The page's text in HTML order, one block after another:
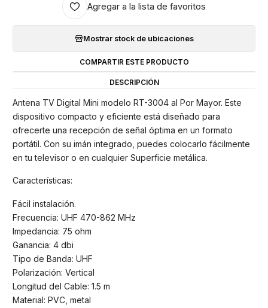
Agregar a la lista de favoritos
Mostrar stock de ubicaciones
COMPARTIR ESTE PRODUCTO
DESCRIPCIÓN
Antena TV Digital Mini modelo RT-3004 al Por Mayor. Este
dispositivo compacto y eficiente está diseñado para
ofrecerte una recepción de señal óptima en un formato
portátil. Con su imán integrado, puedes colocarlo fácilmente
en tu televisor o en cualquier Superficie metálica.
Características:
Fácil instalación.
Frecuencia: UHF 470-862 MHz
Impedancia: 75 ohm
Ganancia: 4 dbi
Tipo de Banda: UHF
Polarización: Vertical
Longitud del Cable: 1.5 m
Material: PVC, metal